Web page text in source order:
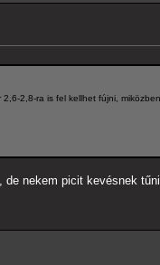
2,8-ra is fel kellhet fújni,
nekem picit kevésnek